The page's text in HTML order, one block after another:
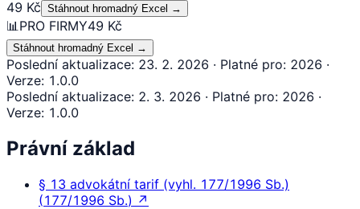
49 Kč Stáhnout hromadný Excel →
📊 PRO FIRMY49 Kč
Stáhnout hromadný Excel →
Poslední aktualizace: 23. 2. 2026 · Platné pro: 2026 ·
Verze: 1.0.0
Poslední aktualizace: 2. 3. 2026 · Platné pro: 2026 ·
Verze: 1.0.0
Právní základ
§ 13 advokátní tarif (vyhl. 177/1996 Sb.)
(177/1996 Sb.) ↗